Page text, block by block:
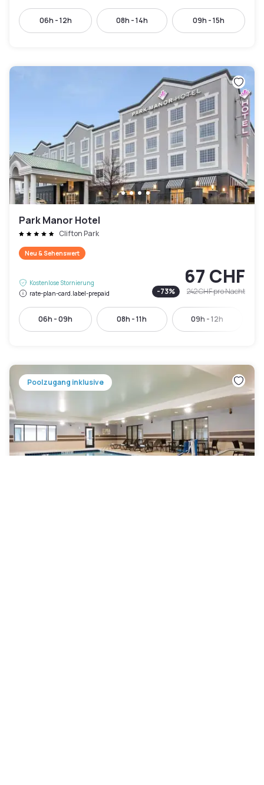
06h - 12h 08h - 14h 09h - 15h
Park Manor Hotel
Clifton Park
Neu & Sehenswert
Kostenlose Stornierung
rate-plan-card.label-prepaid
67 CHF
-73% 242 CHFpro Nacht
06h - 09h 08h - 11h 09h - 12h
Poolzugang inklusive